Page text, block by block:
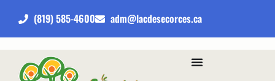
(819) 585-4600 adm@lacdesecorces.ca